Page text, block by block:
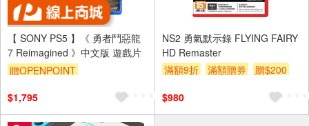
【 SONY PS5 】《 勇者鬥惡龍
7 Reimagined 》中文版 遊戲片
贈OPENPOINT
$1,795
NS2 勇氣默示錄 FLYING FAIRY
HD Remaster
滿額9折
滿額贈券
贈$200
$980